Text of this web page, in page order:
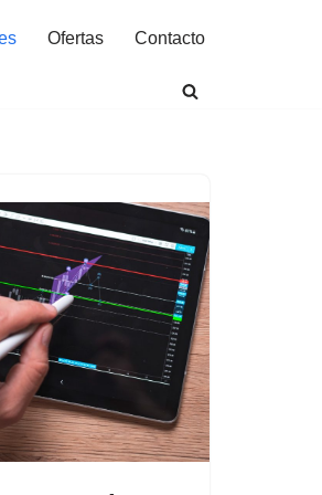
Ofertas Contacto